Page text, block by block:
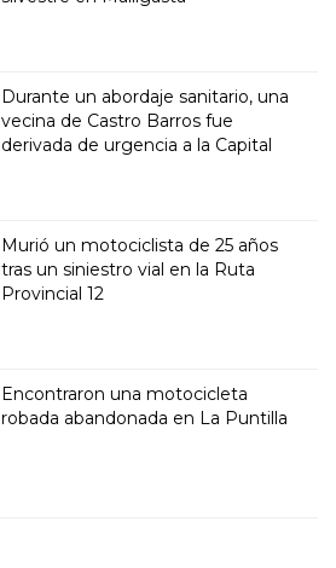
Durante un abordaje sanitario, una
vecina de Castro Barros fue
derivada de urgencia a la Capital
Murió un motociclista de 25 años
tras un siniestro vial en la Ruta
Provincial 12
Encontraron una motocicleta
robada abandonada en La Puntilla